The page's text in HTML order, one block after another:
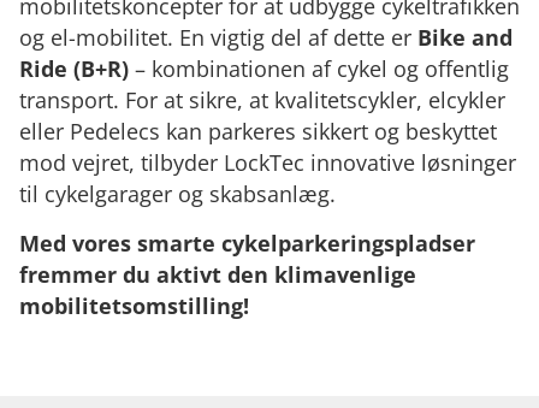
mobilitetskoncepter for at udbygge cykeltrafikken
og el-mobilitet. En vigtig del af dette er Bike and
Ride (B+R) – kombinationen af cykel og offentlig
transport. For at sikre, at kvalitetscykler, elcykler
eller Pedelecs kan parkeres sikkert og beskyttet
mod vejret, tilbyder LockTec innovative løsninger
til cykelgarager og skabsanlæg.
Med vores smarte cykelparkeringspladser
fremmer du aktivt den klimavenlige
mobilitetsomstilling!